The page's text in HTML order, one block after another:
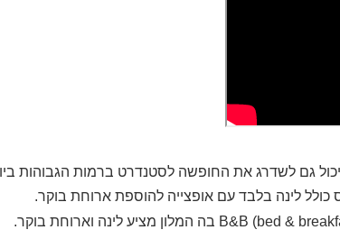
גם לשדרג את החופשה לסטנדרט ברמות הגבוהות
כולל לינה בלבד עם אופצייה להוספת ארוחת בוקר.